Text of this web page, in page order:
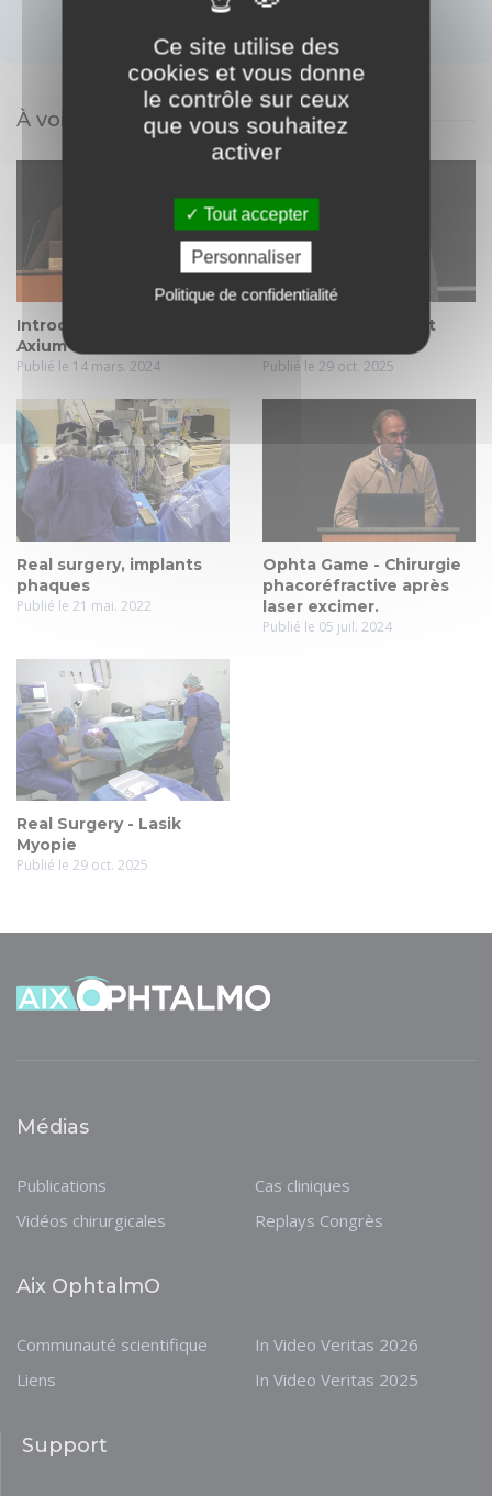
Créer un compte ou
À voir également
Introduction au Congrès
Axium 3D 2024
Publié le 14 mars. 2024
Si j’avais su - Implant
Publié le 29 oct. 2025
Real surgery, implants
phaques
Publié le 21 mai. 2022
Ophta Game - Chirurgie
phacoréfractive après
laser excimer.
Publié le 05 juil. 2024
Real Surgery - Lasik
Myopie
Publié le 29 oct. 2025
Médias
Publications
Vidéos chirurgicales
Cas cliniques
Replays Congrès
Aix OphtalmO
Communauté scientifique
Liens
In Video Veritas 2026
In Video Veritas 2025
Support
Ce site utilise des
cookies et vous donne
le contrôle sur ceux
que vous souhaitez
activer
Tout accepter
Personnaliser
Politique de confidentialité